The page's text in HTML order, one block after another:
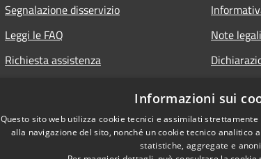
Segnalazione disservizio
Leggi le FAQ
Richiesta assistenza
Note legali
Informazioni sui
Questo sito web utilizza cookie tecnici e assimilati
alla navigazione del sito, nonché un cookie tecnico analitico
statistiche, aggregate e